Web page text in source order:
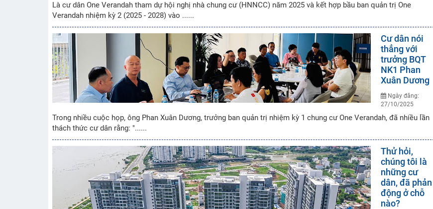
Là cư dân One Verandah tham dự hội nghị nhà chung cư (HNNCC) năm 2025 và kết hợp bầu ban quản trị One
Verandah nhiệm kỳ 2 (2025 - 2028) vào ......
Cư dân nói
thẳng với
trưởng BQT
NK1 Phan
Xuân Dương
Ngày đăng:
27/10/2025
Trong nhiều cuộc họp, ông Phan Xuân Dương, trưởng ban quản trị nhiệm kỳ 1 chung cư One Verandah, đã nhiều lần
thách thức cư dân rằng: "......
Thử hỏi,
chúng tôi là
những cư
dân, đã phản
động ở chỗ
nào?